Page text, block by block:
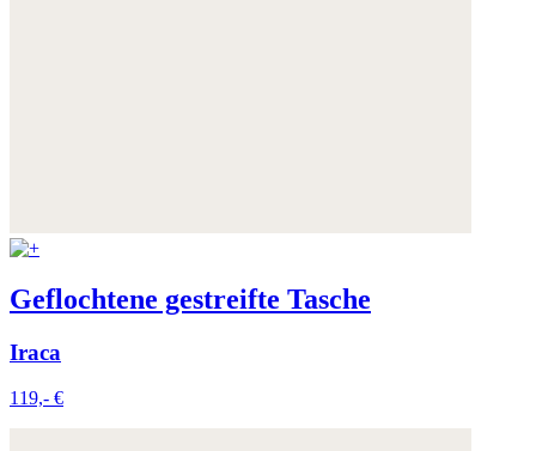
Geflochtene gestreifte Tasche
Iraca
119,- €